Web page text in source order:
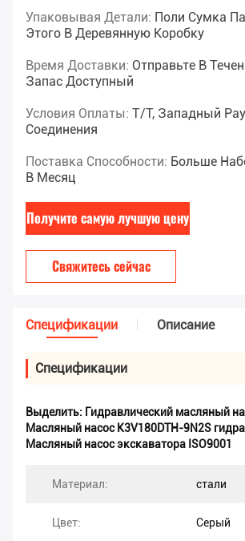
Упаковывая Детали: Поли Сумка
Этого В Деревянную Коробку
Время Доставки: Отправьте В
Запас Доступный
Условия Оплаты: T/T, Западный
Соединения
Поставка Способности: Больше
В Месяц
Получите самую лучшую цену
Свяжитесь сейчас
Спецификации Описание
Спецификации
Выделить: Гидравлический масляный
Масляный насос K3V180DTH-9N2S
Масляный насос экскаватора ISO9001
Материал: стали
Цвет: Серый